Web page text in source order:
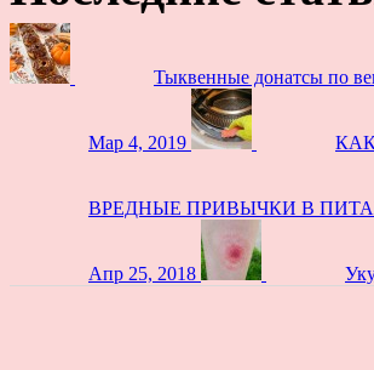
Тыквенные донатсы по
Мар 4, 2019
ВРЕДНЫЕ ПРИВЫЧКИ В
Апр 25, 2018